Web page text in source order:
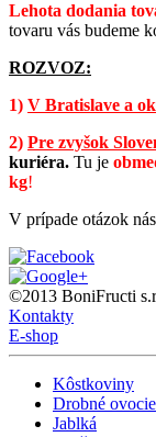
Lehota dodania
tovaru vás budeme
ROZVOZ:
1) V Bratislave a
2) Pre zvyšok
kuriéra. Tu je
kg!
V prípade otázok
©2013 BoniFructi
Kontakty
E-shop
Kôstkoviny
Drobné ovocie
Jablká